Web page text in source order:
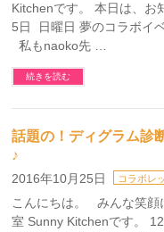
Kitchenです。 本日は、
5日 日曜日 夢のコラボイ
私もnaoko先 …
続きを読む
話題の！ディグラム診
♪
2016年10月25日 コラボレ
こんにちは。 みんな笑顔
室 Sunny Kitchenです。